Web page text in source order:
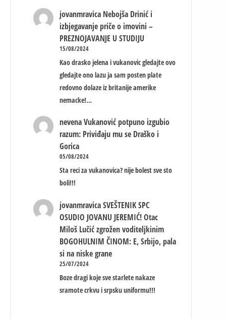
jovanmravica Nebojša Drinić i
izbjegavanje priče o imovini –
PREZNOJAVANJE U STUDIJU
15/08/2024
Kao drasko jelena i vukanovic gledajte ovo
gledajte ono lazu ja sam posten plate
redovno dolaze iz britanije amerike
nemacke!…
nevena Vukanović potpuno izgubio
razum: Priviđaju mu se Draško i
Gorica
05/08/2024
Sta reci za vukanovica? nije bolest sve sto
boli!!!
jovanmravica SVEŠTENIK SPC
OSUDIO JOVANU JEREMIĆ! Otac
Miloš Lučić zgrožen voditeljkinim
BOGOHULNIM ČINOM: E, Srbijo, pala
si na niske grane
25/07/2024
Boze dragi koje sve starlete nakaze
sramote crkvu i srpsku uniformu!!!